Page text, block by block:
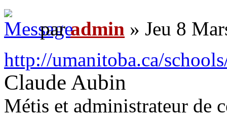
paradmin » Jeu 8
http://umanitoba.ca/
Claude Aubin
Métis et administrateur de